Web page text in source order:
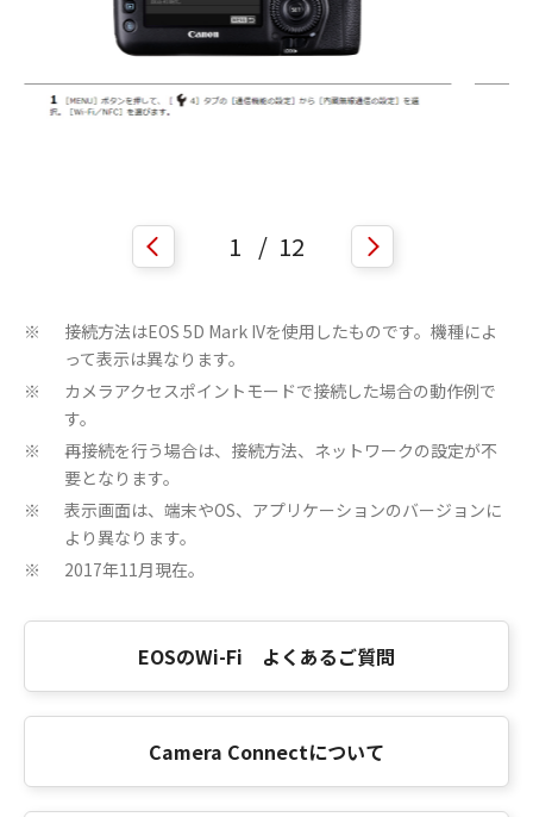
1 / 12
※
接続方法はEOS 5D Mark IVを使用したものです。機種によ
って表示は異なります。
※
カメラアクセスポイントモードで接続した場合の動作例で
す。
※
再接続を行う場合は、接続方法、ネットワークの設定が不
要となります。
※
表示画面は、端末やOS、アプリケーションのバージョンに
より異なります。
※ 2017年11月現在。
EOSのWi-Fi よくあるご質問
Camera Connectについて